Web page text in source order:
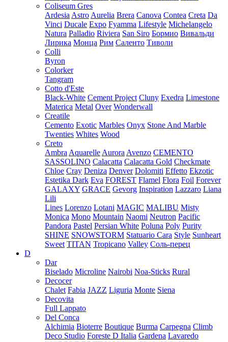
Coliseum Gres
Ardesia Astro Aurelia Brera Canova Contea Creta Da
Vinci Ducale Expo Fyamma Lifestyle Michelangelo
Natura Palladio Riviera San Siro Бормио Вивальди
Лирика Монца Рим Саленто Тиволи
Colli
Byron
Colorker
Tangram
Cotto d'Este
Black-White Cement Project Cluny Exedra Limestone
Materica Metal Over Wonderwall
Creatile
Cemento Exotic Marbles Onyx Stone And Marble
Twenties Whites Wood
Creto
Ambra Aquarelle Aurora Avenzo CEMENTO
SASSOLINO Calacatta Calacatta Gold Checkmate
Chloe Cray Deniza Denver Dolomiti Effetto Ekzotic
Estetika Dark Eva FOREST Flamel Flora Foil Forever
GALAXY GRACE Gevorg Inspiration Lazzaro Liana
Lili
Lines Lorenzo Lotani MAGIC MALIBU Misty
Monica Mono Mountain Naomi Neutron Pacific
Pandora Pastel Persian White Poluna Poly Purity
SHINE SNOWSTORM Statuario Cara Style Sunheart
Sweet TITAN Tropicano Valley Соль-перец
D
Dar
Biselado Microline Nairobi Noa-Sticks Rural
Decocer
Chalet Fabia JAZZ Liguria Monte Siena
Decovita
Full Lappato
Del Conca
Alchimia Bioterre Boutique Burma Carpegna Climb
Deco Studio Foreste D Italia Gardena Lavaredo